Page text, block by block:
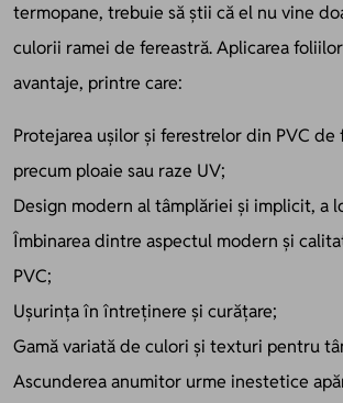
termopane, trebuie să știi că el nu vine
culorii ramei de fereastră. Aplicarea
avantaje, printre care:
Protejarea ușilor și ferestrelor din PVC
precum ploaie sau raze UV;
Design modern al tâmplăriei și implicit, a
Îmbinarea dintre aspectul modern și
PVC;
Ușurința în întreținere și curățare;
Gamă variată de culori și texturi pentru
Ascunderea anumitor urme inestetice